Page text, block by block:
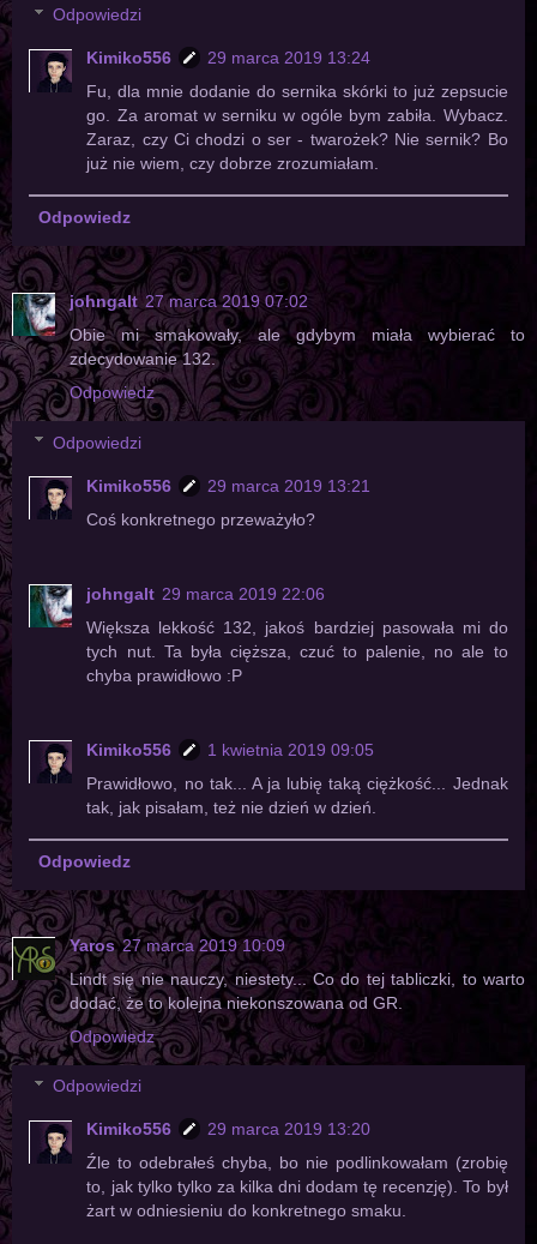
Odpowiedzi
Kimiko556
29 marca 2019 13:24
Fu, dla mnie dodanie do sernika skórki to już zepsucie
go. Za aromat w serniku w ogóle bym zabiła. Wybacz.
Zaraz, czy Ci chodzi o ser - twarożek? Nie sernik? Bo
już nie wiem, czy dobrze zrozumiałam.
Odpowiedz
johngalt 27 marca 2019 07:02
Obie mi smakowały, ale gdybym miała wybierać to
zdecydowanie 132.
Odpowiedz
Odpowiedzi
Kimiko556
29 marca 2019 13:21
Coś konkretnego przeważyło?
johngalt 29 marca 2019 22:06
Większa lekkość 132, jakoś bardziej pasowała mi do
tych nut. Ta była cięższa, czuć to palenie, no ale to
chyba prawidłowo :P
Kimiko556
1 kwietnia 2019 09:05
Prawidłowo, no tak... A ja lubię taką ciężkość... Jednak
tak, jak pisałam, też nie dzień w dzień.
Odpowiedz
Yaros 27 marca 2019 10:09
Lindt się nie nauczy, niestety... Co do tej tabliczki, to warto
dodać, że to kolejna niekonszowana od GR.
Odpowiedz
Odpowiedzi
Kimiko556
29 marca 2019 13:20
Źle to odebrałeś chyba, bo nie podlinkowałam (zrobię
to, jak tylko tylko za kilka dni dodam tę recenzję). To był
żart w odniesieniu do konkretnego smaku.